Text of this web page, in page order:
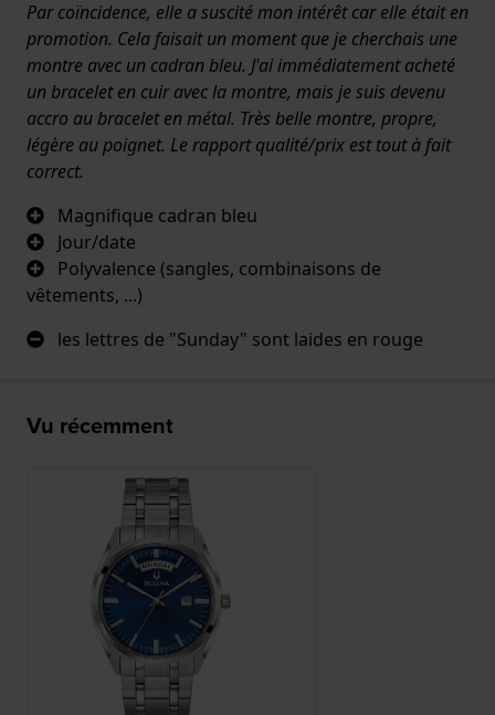
Par coïncidence, elle a suscité mon intérêt car elle était en
promotion. Cela faisait un moment que je cherchais une
montre avec un cadran bleu. J'ai immédiatement acheté
un bracelet en cuir avec la montre, mais je suis devenu
accro au bracelet en métal. Très belle montre, propre,
légère au poignet. Le rapport qualité/prix est tout à fait
correct.
Magnifique cadran bleu
Jour/date
Polyvalence (sangles, combinaisons de
vêtements, ...)
les lettres de "Sunday" sont laides en rouge
Vu récemment